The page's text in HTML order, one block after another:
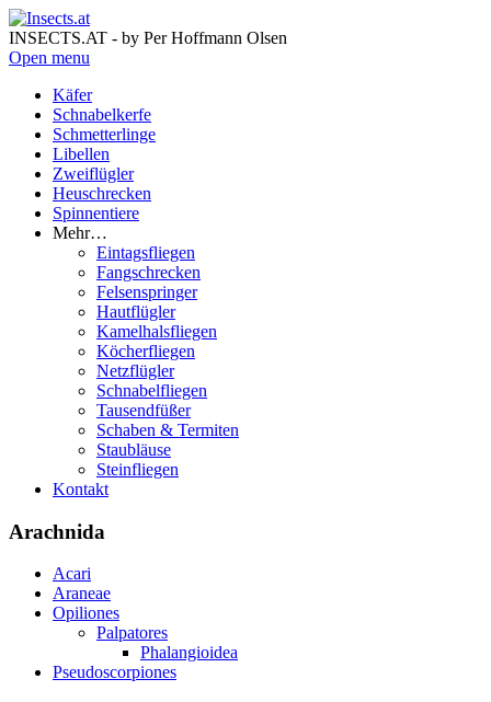
INSECTS.AT - by Per Hoffmann Olsen
Open menu
Käfer
Schnabelkerfe
Schmetterlinge
Libellen
Zweiflügler
Heuschrecken
Spinnentiere
Mehr…
Eintagsfliegen
Fangschrecken
Felsenspringer
Hautflügler
Kamelhalsfliegen
Köcherfliegen
Netzflügler
Schnabelfliegen
Tausendfüßer
Schaben & Termiten
Staubläuse
Steinfliegen
Kontakt
Arachnida
Acari
Araneae
Opiliones
Palpatores
Phalangioidea
Pseudoscorpiones